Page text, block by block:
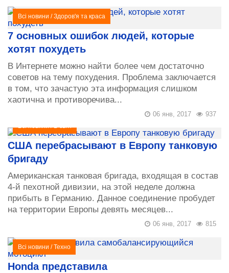
Всі новини /Здоров'я та краса
7 основных ошибок людей, которые
хотят похудеть
В Интернете можно найти более чем достаточно
советов на тему похудения. Проблема заключается
в том, что зачастую эта информация слишком
хаотична и противоречива...
937
06 янв, 2017
Всі новини/В світі
США перебрасывают в Европу танковую
бригаду
Американская танковая бригада, входящая в состав
4-й пехотной дивизии, на этой неделе должна
прибыть в Германию. Данное соединение пробудет
на территории Европы девять месяцев...
815
06 янв, 2017
Всі новини /Техно
Honda представила